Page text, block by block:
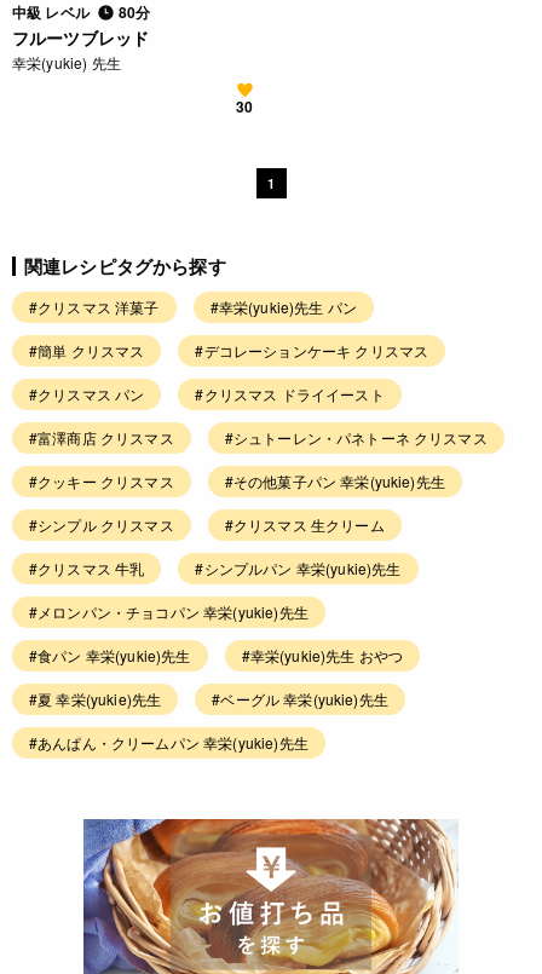
中級 レベル 80分
フルーツブレッド
幸栄(yukie) 先生
30
1
関連レシピタグから探す
#クリスマス 洋菓子 #幸栄(yukie)先生 パン
#簡単 クリスマス #デコレーションケーキ クリスマス
#クリスマス パン #クリスマス ドライイースト
#富澤商店 クリスマス #シュトーレン・パネトーネ クリスマス
#クッキー クリスマス #その他菓子パン 幸栄(yukie)先生
#シンプル クリスマス #クリスマス 生クリーム
#クリスマス 牛乳 #シンプルパン 幸栄(yukie)先生
#メロンパン・チョコパン 幸栄(yukie)先生
#食パン 幸栄(yukie)先生 #幸栄(yukie)先生 おやつ
#夏 幸栄(yukie)先生 #ベーグル 幸栄(yukie)先生
#あんぱん・クリームパン 幸栄(yukie)先生